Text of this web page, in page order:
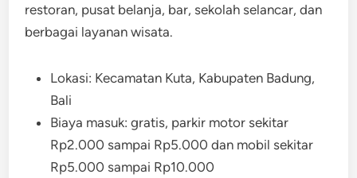
restoran, pusat belanja, bar, sekolah selancar, dan
berbagai layanan wisata.
Lokasi: Kecamatan Kuta, Kabupaten Badung,
Bali
Biaya masuk: gratis, parkir motor sekitar
Rp2.000 sampai Rp5.000 dan mobil sekitar
Rp5.000 sampai Rp10.000